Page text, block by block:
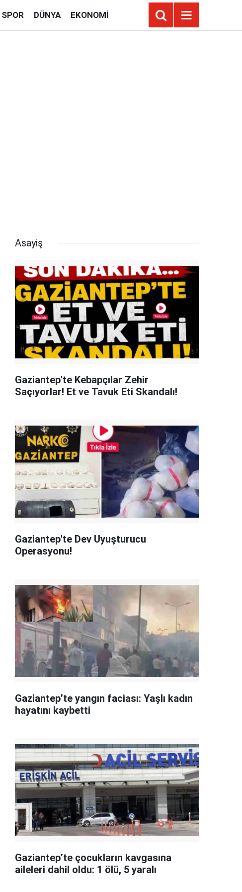
SPOR DÜNYA EKONOMI
Asayiş
Gaziantep'te Kebapçılar Zehir
Saçıyorlar! Et ve Tavuk Eti Skandalı!
Gaziantep'te Dev Uyuşturucu
Operasyonu!
Gaziantep’te yangın faciası: Yaşlı kadın
hayatını kaybetti
Gaziantep’te çocukların kavgasına
aileleri dahil oldu: 1 ölü, 5 yaralı